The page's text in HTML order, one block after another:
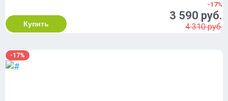
Купить
-17%
3 590 руб.
4 310 руб.
-17%